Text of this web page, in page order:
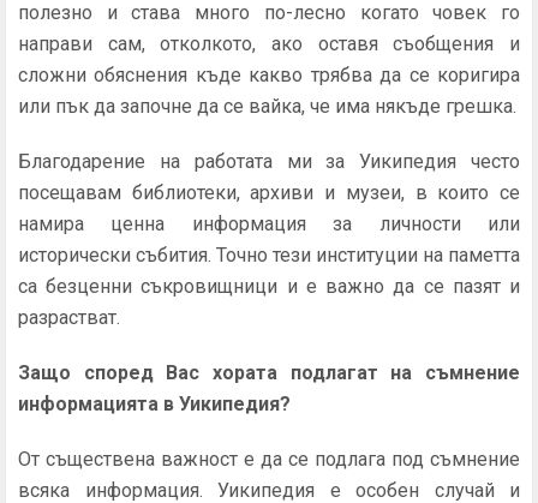
полезно и става много по-лесно когато човек го
направи сам, отколкото, ако оставя съобщения и
сложни обяснения къде какво трябва да се коригира
или пък да започне да се вайка, че има някъде грешка.
Благодарение на работата ми за Уикипедия често
посещавам библиотеки, архиви и музеи, в които се
намира ценна информация за личности или
исторически събития. Точно тези институции на паметта
са безценни съкровищници и е важно да се пазят и
разрастват.
Защо според Вас хората подлагат на съмнение
информацията в Уикипедия?
От съществена важност е да се подлага под съмнение
всяка информация. Уикипедия е особен случай и